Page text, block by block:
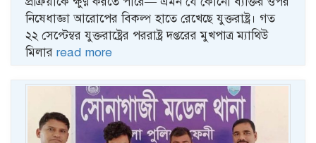
নিষেধাজ্ঞা আরোপের বিকল্প হাতে রেখেছে যুক্তরাষ্ট্র। গত
২২ সেপ্টেম্বর যুক্তরাষ্ট্রের পররাষ্ট্র দপ্তরের মুখপাত্র ম্যাথিউ
মিলার read more